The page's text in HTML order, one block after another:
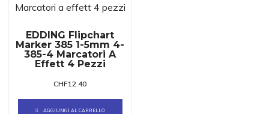
EDDING Flipchart
Marker 385 1-5mm 4-
385-4 Marcatori A
Effett 4 Pezzi
CHF12.40
AGGIUNGI AL CARRELLO